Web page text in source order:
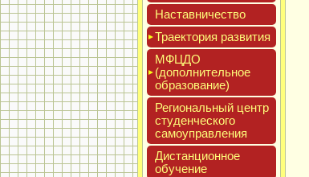
Нас­тавни­чес­тво
Тра­ек­то­рия раз­ви­тия
МФЦДО
(до­пол­ни­тель­ное
об­ра­зова­ние)
Реги­ональ­ный центр
сту­ден­ческо­го
са­мо­уп­равле­ния
Дис­танци­он­ное
обу­чение